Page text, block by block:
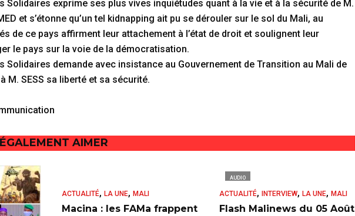
Solidaires exprime ses plus vives inquiétudes quant à la vie et à la sécurité de M.
et s’étonne qu’un tel kidnapping ait pu se dérouler sur le sol du Mali, au
de ce pays affirment leur attachement à l’état de droit et soulignent leur
le pays sur la voie de la démocratisation.
Solidaires demande avec insistance au Gouvernement de Transition au Mali de
M. SESS sa liberté et sa sécurité.
AIMER
ACTUALITÉ, LA UNE, MALI
Macina : les FAMa frappent
AUDIO
ACTUALITÉ, INTERVIEW, LA UNE, MALI
Flash Malinews du 05 Août